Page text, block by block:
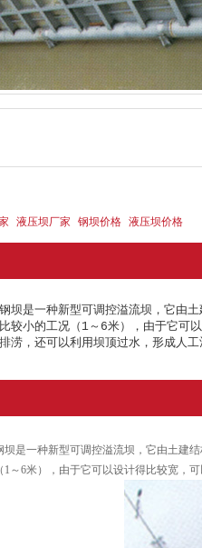
液压坝厂家 钢坝价格 液压坝价格
坝是一种新型可调控溢流坝，它由
较小的工况（1～6米），由于它可
涝，还可以利用坝顶过水，形成人工
坝是一种新型可调控溢流坝，它由土建
1～6米），由于它可以设计得比较宽，